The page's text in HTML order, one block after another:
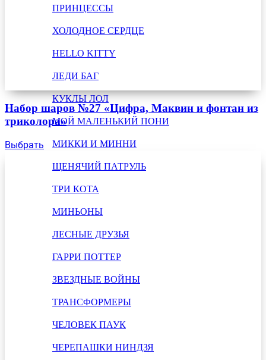
ПРИНЦЕССЫ
ХОЛОДНОЕ СЕРДЦЕ
HELLO KITTY
ЛЕДИ БАГ
КУКЛЫ ЛОЛ
МОЙ МАЛЕНЬКИЙ ПОНИ
МИККИ И МИННИ
ЩЕНЯЧИЙ ПАТРУЛЬ
ТРИ КОТА
МИНЬОНЫ
ЛЕСНЫЕ ДРУЗЬЯ
ГАРРИ ПОТТЕР
ЗВЕЗДНЫЕ ВОЙНЫ
ТРАНСФОРМЕРЫ
ЧЕЛОВЕК ПАУК
ЧЕРЕПАШКИ НИНДЗЯ
Набор шаров №27 «Цифра, Маквин и фонтан из
триколора»
Выбрать